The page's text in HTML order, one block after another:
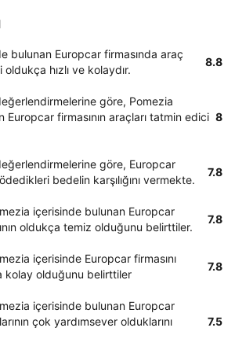
bulunan Europcar firmasında araç
hızlı ve kolaydır.
8.8
göre, Pomezia
Europcar firmasının araçları tatmin edici 8
göre, Europcar
bedelin karşılığını vermekte.
7.8
içerisinde bulunan Europcar
oldukça temiz olduğunu belirttiler.
7.8
içerisinde Europcar firmasını
kolay olduğunu belirttiler
7.8
içerisinde bulunan Europcar
çok yardımsever olduklarını
7.5